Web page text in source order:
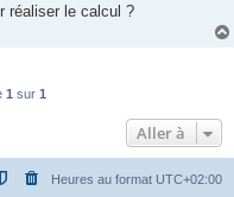
réaliser le calcul ?
1 sur 1
Aller à
Heures au format UTC+02:00